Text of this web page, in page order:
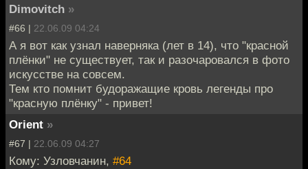
Dimovitch »
#66 | 22.06.09 04:24
А я вот как узнал наверняка (лет в 14), что "красной
плёнки" не существует, так и разочаровался в фото
искусстве на совсем.
Тем кто помнит будоражащие кровь легенды про
"красную плёнку" - привет!
Orient »
#67 | 22.06.09 04:27
Кому: Узловчанин, #64